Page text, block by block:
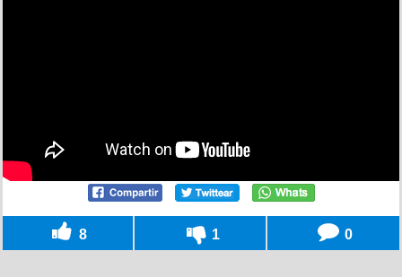
8 1 0